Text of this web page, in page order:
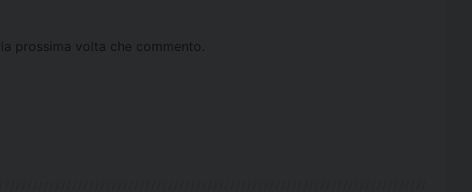
prossima volta che commento.